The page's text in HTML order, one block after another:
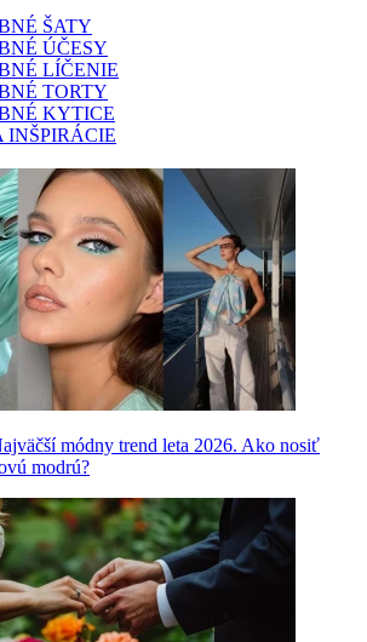
ŠATY
ÚČESY
LÍČENIE
TORTY
KYTICE
INŠPIRÁCIE
módny trend leta 2026. Ako nosiť
modrú?